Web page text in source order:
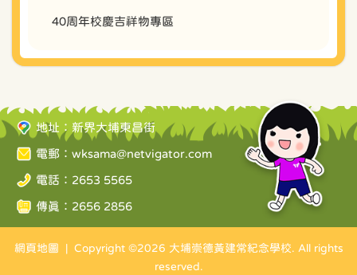
40周年校慶吉祥物專區
地址：新界大埔東昌街
電郵： wksama@netvigator.com
電話：2653 5565
傳真：2656 2856
網頁地圖 | Copyright ©2026 大埔崇德黃建常紀念學校. All rights
reserved.